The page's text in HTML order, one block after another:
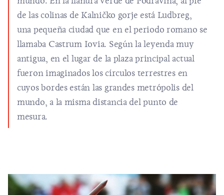
de las colinas de Kalničko gorje está Ludbreg,
una pequeña ciudad que en el periodo romano se
llamaba Castrum Iovia. Según la leyenda muy
antigua, en el lugar de la plaza principal actual
fueron imaginados los círculos terrestres en
cuyos bordes están las grandes metrópolis del
mundo, a la misma distancia del punto de
mesura.